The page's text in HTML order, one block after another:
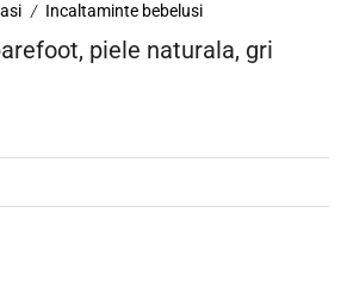
/ Incaltaminte bebelusi
piele naturala, gri